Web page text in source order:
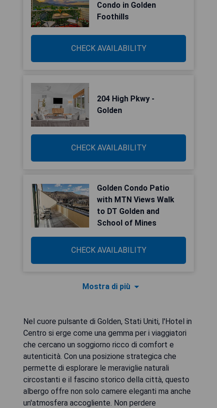
Condo in Golden
Foothills
CHECK AVAILABILITY
204 High Pkwy -
Golden
CHECK AVAILABILITY
Golden Condo Patio
with MTN Views Walk
to DT Golden and
School of Mines
CHECK AVAILABILITY
Mostra di più
Nel cuore pulsante di Golden, Stati Uniti, l'Hotel in
Centro si erge come una gemma per i viaggiatori
che cercano un soggiorno ricco di comfort e
autenticità. Con una posizione strategica che
permette di esplorare le meraviglie naturali
circostanti e il fascino storico della città, questo
albergo offre non solo camere eleganti ma anche
un'atmosfera accogliente. Non perdere